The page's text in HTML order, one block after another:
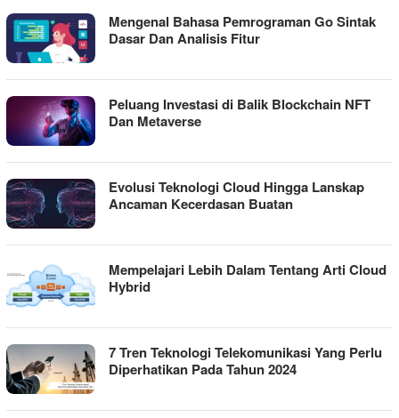
Mengenal Bahasa Pemrograman Go Sintak
Dasar Dan Analisis Fitur
Peluang Investasi di Balik Blockchain NFT
Dan Metaverse
Evolusi Teknologi Cloud Hingga Lanskap
Ancaman Kecerdasan Buatan
Mempelajari Lebih Dalam Tentang Arti Cloud
Hybrid
7 Tren Teknologi Telekomunikasi Yang Perlu
Diperhatikan Pada Tahun 2024